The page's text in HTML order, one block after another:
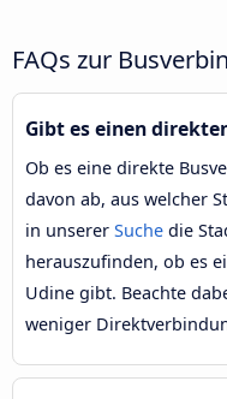
FAQs zur
Gibt es einen
Ob es eine direkte
davon ab, aus welcher
in unserer Suche die
herauszufinden, ob es
Udine gibt. Beachte
weniger